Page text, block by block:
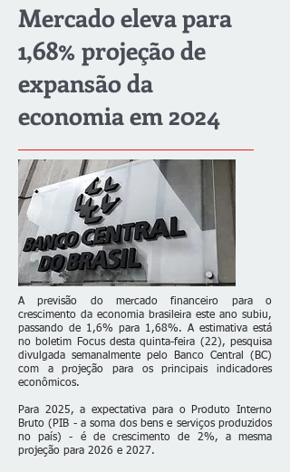
Mercado eleva para
1,68% projeção de
expansão da
economia em 2024
A previsão do mercado financeiro para o
crescimento da economia brasileira este ano subiu,
passando de 1,6% para 1,68%. A estimativa está
no boletim Focus desta quinta-feira (22), pesquisa
divulgada semanalmente pelo Banco Central (BC)
com a projeção para os principais indicadores
econômicos.
Para 2025, a expectativa para o Produto Interno
Bruto (PIB - a soma dos bens e serviços produzidos
no país) - é de crescimento de 2%, a mesma
projeção para 2026 e 2027.